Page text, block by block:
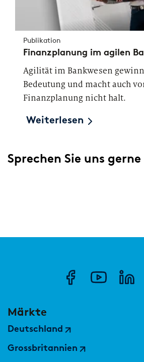
Publikation
Finanzplanung im agilen
Agilität im Bankwesen
Bedeutung und macht auch
Finanzplanung nicht halt.
Weiterlesen
Sprechen Sie uns
Märkte
Deutschland
Grossbritannien